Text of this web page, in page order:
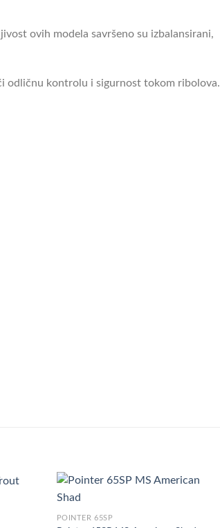
ovih modela savršeno su izbalansirani,
odličnu kontrolu i sigurnost tokom ribolova.
POINTER 65SP